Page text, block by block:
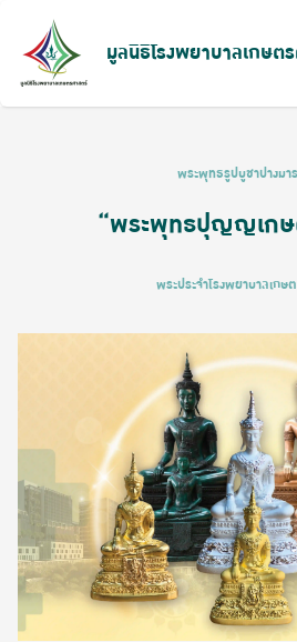
มูลนิธิโรงพยาบาลเกษต
พระพุทธรูปบูชาปางมา
“พระพุทธปุญญเกษ
พระประจำโรงพยาบาลเก